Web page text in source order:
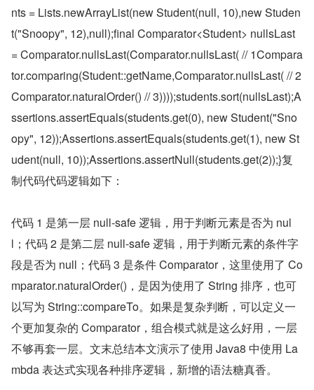
nts = Lists.newArrayList(new Student(null, 10),new Studen
t("Snoopy", 12),null);final Comparator<Student> nullsLast
= Comparator.nullsLast(Comparator.nullsLast( // 1Compara
tor.comparing(Student::getName,Comparator.nullsLast( // 2
Comparator.naturalOrder() // 3))));students.sort(nullsLast);A
ssertions.assertEquals(students.get(0), new Student("Sno
opy", 12));Assertions.assertEquals(students.get(1), new St
udent(null, 10));Assertions.assertNull(students.get(2));}复
制代码代码逻辑如下：
代码 1 是第一层 null-safe 逻辑，用于判断元素是否为 nul
l；代码 2 是第二层 null-safe 逻辑，用于判断元素的条件字
段是否为 null；代码 3 是条件 Comparator，这里使用了 Co
mparator.naturalOrder()，是因为使用了 String 排序，也可
以写为 String::compareTo。如果是复杂判断，可以定义一
个更加复杂的 Comparator，组合模式就是这么好用，一层
不够再套一层。文末总结本文演示了使用 Java8 中使用 La
mbda 表达式实现各种排序逻辑，新增的语法糖真香。